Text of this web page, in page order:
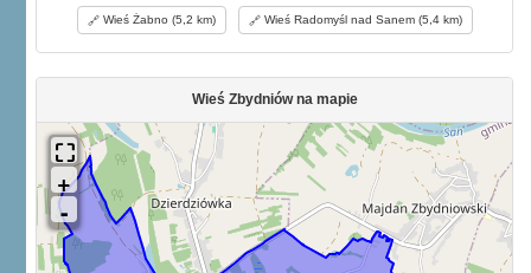
Wieś Żabno (5,2 km) Wieś Radomyśl nad Sanem (5,4 km)
Wieś Zbydniów na mapie